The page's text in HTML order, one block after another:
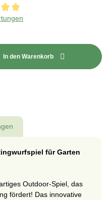
von 5 Sternen
gewünschten
In den Warenkorb
für Garten
Outdoor-Spiel, das
fördert! Das innovative